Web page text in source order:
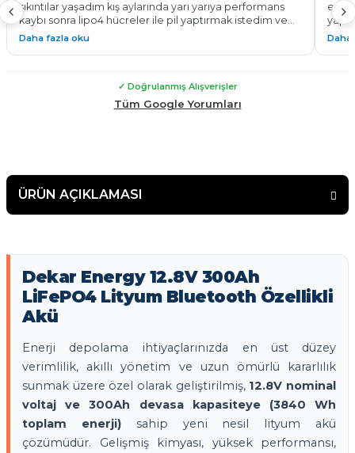
sıkıntılar yaşadım kış aylarında yarı yarıya performans
kaybı sonra lipo4 hücreler ile pil yaptırmak istedim ve
bu işin ustası the dekar energy ile tanıştım 24v 100 a pil
yardımlarından dolayı çok teşekkür ederim. Güvenle
malının arkasında duran bir firma çekinmeden alış veriş
Daha fazla oku Daha
✓ Doğrulanmış Alışverişler
Tüm Google Yorumları
ÜRÜN AÇIKLAMASI
Dekar Energy 12.8V 300Ah
LiFePO4 Lityum Bluetooth Özellikli
Akü
Enerji depolama ihtiyaçlarınızda en üst düzey
verimlilik, akıllı yönetim ve uzun ömürlü kararlılık
sunmak üzere özel olarak geliştirilmiş, 12.8V nominal
voltaj ve 300Ah devasa kapasiteye (3840 Wh
toplam enerji)sahip yeni nesil lityum akü
çözümüdür. Gelişmiş kimyası, yüksek performansı,